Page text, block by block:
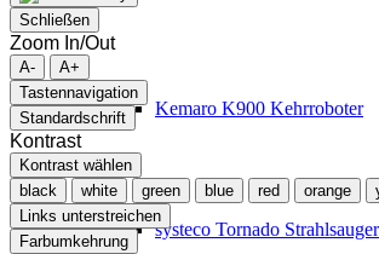
Kemaro K900 Kehrroboter
systeco Tornado Strahlsauger
Schließen
Zoom In/Out
A-
A+
Tastennavigation
Standardschrift
Kontrast
Kontrast wählen
black
white green blue red orange
Links unterstreichen
Farbumkehrung